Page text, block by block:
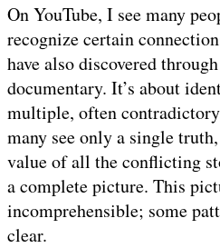
On YouTube, I see many
recognize certain
have also discovered
documentary. It’s about
multiple, often
many see only a single
value of all the conflicting
a complete picture. This
incomprehensible; some
clear.